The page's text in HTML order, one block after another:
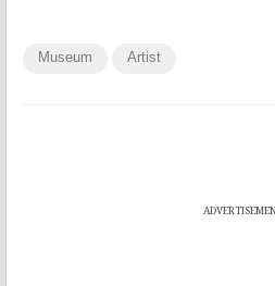
Museum Artist